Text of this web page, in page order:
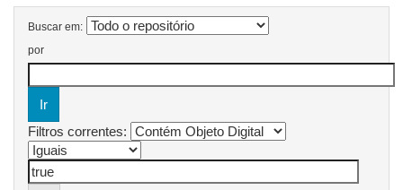
Buscar em:
por
Filtros correntes: